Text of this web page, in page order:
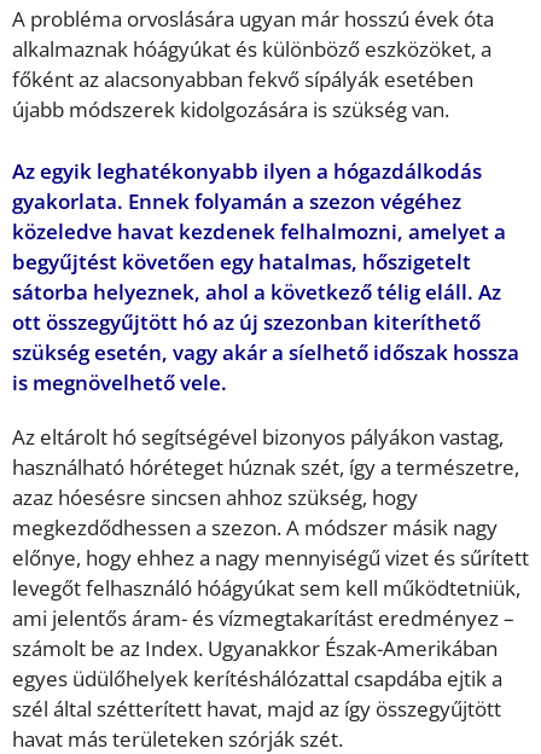
A probléma orvoslására ugyan már hosszú évek óta
alkalmaznak hóágyúkat és különböző eszközöket, a
főként az alacsonyabban fekvő sípályák esetében
újabb módszerek kidolgozására is szükség van.
Az egyik leghatékonyabb ilyen a hógazdálkodás
gyakorlata. Ennek folyamán a szezon végéhez
közeledve havat kezdenek felhalmozni, amelyet a
begyűjtést követően egy hatalmas, hőszigetelt
sátorba helyeznek, ahol a következő télig eláll. Az
ott összegyűjtött hó az új szezonban kiteríthető
szükség esetén, vagy akár a síelhető időszak hossza
is megnövelhető vele.
Az eltárolt hó segítségével bizonyos pályákon vastag,
használható hóréteget húznak szét, így a természetre,
azaz hóesésre sincsen ahhoz szükség, hogy
megkezdődhessen a szezon. A módszer másik nagy
előnye, hogy ehhez a nagy mennyiségű vizet és sűrített
levegőt felhasználó hóágyúkat sem kell működtetniük,
ami jelentős áram- és vízmegtakarítást eredményez –
számolt be az Index. Ugyanakkor Észak-Amerikában
egyes üdülőhelyek kerítéshálózattal csapdába ejtik a
szél által szétterített havat, majd az így összegyűjtött
havat más területeken szórják szét.